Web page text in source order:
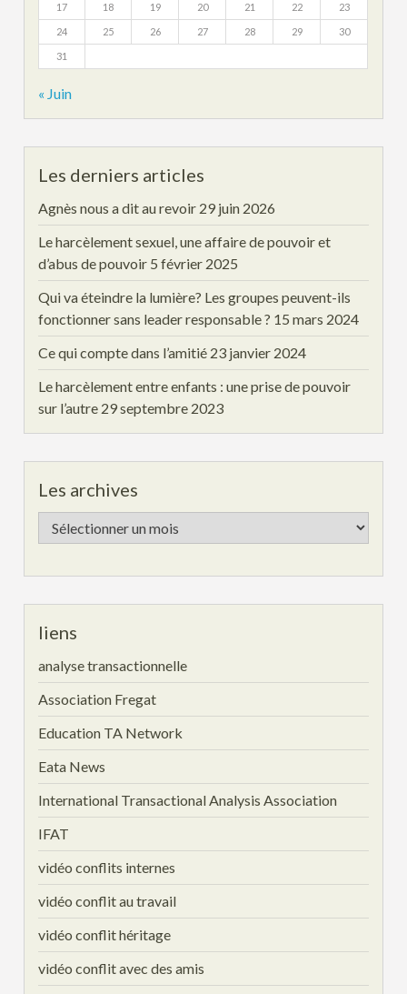
17 18 19 20 21 22 23
24 25 26 27 28 29 30
31
« Juin
Les derniers articles
Agnès nous a dit au revoir 29 juin 2026
Le harcèlement sexuel, une affaire de pouvoir et
d’abus de pouvoir 5 février 2025
Qui va éteindre la lumière? Les groupes peuvent-ils
fonctionner sans leader responsable ? 15 mars 2024
Ce qui compte dans l’amitié 23 janvier 2024
Le harcèlement entre enfants : une prise de pouvoir
sur l’autre 29 septembre 2023
Les archives
Les
archives
liens
analyse transactionnelle
Association Fregat
Education TA Network
Eata News
International Transactional Analysis Association
IFAT
vidéo conflits internes
vidéo conflit au travail
vidéo conflit héritage
vidéo conflit avec des amis